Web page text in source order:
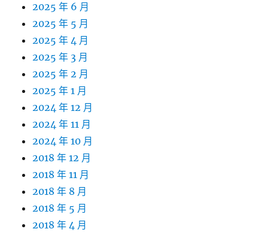
2025 年 6 月
2025 年 5 月
2025 年 4 月
2025 年 3 月
2025 年 2 月
2025 年 1 月
2024 年 12 月
2024 年 11 月
2024 年 10 月
2018 年 12 月
2018 年 11 月
2018 年 8 月
2018 年 5 月
2018 年 4 月